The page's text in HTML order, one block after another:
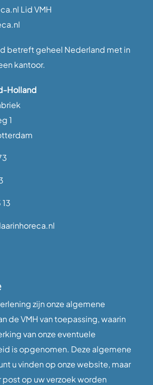
Lid VMH
betreft geheel Nederland met in
kantoor.
Holland
1
zijn onze algemene
de VMH van toepassing, waarin
van onze eventuele
is opgenomen. Deze algemene
u vinden op onze website, maar
post op uw verzoek worden